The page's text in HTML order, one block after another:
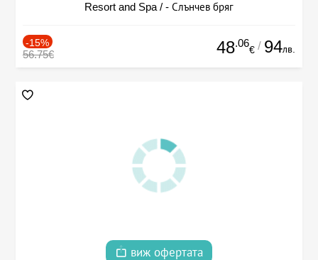
Resort and Spa / - Слънчев бряг
-15%
56.75€ 48.06
€ / 94лв.
виж офертата